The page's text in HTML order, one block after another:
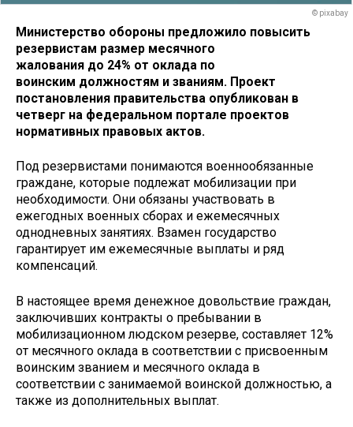
© pixabay
Министерство обороны предложило повысить
резервистам размер месячного
жалования до 24% от оклада по
воинским должностям и званиям. Проект
постановления правительства опубликован в
четверг на федеральном портале проектов
нормативных правовых актов.
Под резервистами понимаются военнообязанные
граждане, которые подлежат мобилизации при
необходимости. Они обязаны участвовать в
ежегодных военных сборах и ежемесячных
однодневных занятиях. Взамен государство
гарантирует им ежемесячные выплаты и ряд
компенсаций.
В настоящее время денежное довольствие граждан,
заключивших контракты о пребывании в
мобилизационном людском резерве, составляет 12%
от месячного оклада в соответствии с присвоенным
воинским званием и месячного оклада в
соответствии с занимаемой воинской должностью, а
также из дополнительных выплат.